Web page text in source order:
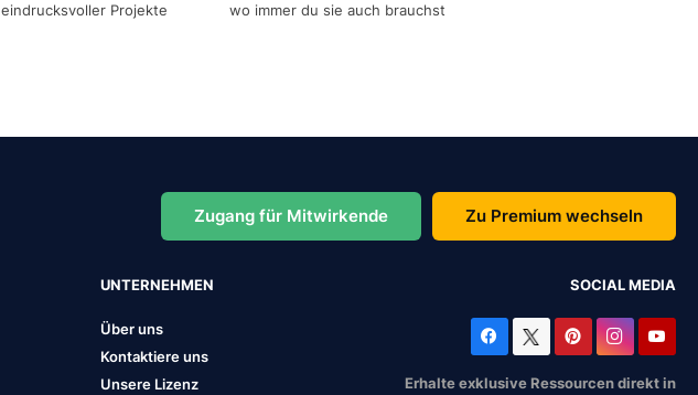
eindrucksvoller Projekte
wo immer du sie auch brauchst
Zugang für Mitwirkende Zu Premium wechseln
UNTERNEHMEN
Über uns
Kontaktiere uns
Unsere Lizenz
SOCIAL MEDIA
Erhalte exklusive Ressourcen direkt in